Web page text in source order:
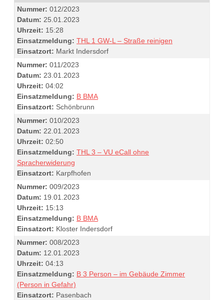
Nummer: 012/2023
Datum: 25.01.2023
Uhrzeit: 15:28
Einsatzmeldung: THL 1 GW-L – Straße reinigen
Einsatzort: Markt Indersdorf
Nummer: 011/2023
Datum: 23.01.2023
Uhrzeit: 04:02
Einsatzmeldung: B BMA
Einsatzort: Schönbrunn
Nummer: 010/2023
Datum: 22.01.2023
Uhrzeit: 02:50
Einsatzmeldung: THL 3 – VU eCall ohne
Spracherwiderung
Einsatzort: Karpfhofen
Nummer: 009/2023
Datum: 19.01.2023
Uhrzeit: 15:13
Einsatzmeldung: B BMA
Einsatzort: Kloster Indersdorf
Nummer: 008/2023
Datum: 12.01.2023
Uhrzeit: 04:13
Einsatzmeldung: B 3 Person – im Gebäude Zimmer
(Person in Gefahr)
Einsatzort: Pasenbach